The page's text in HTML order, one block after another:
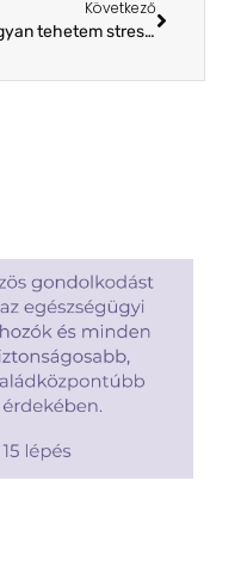
Következő
Hogyan tehetem stresszmentessé és örömtelivé koraszülött gyermekem étkezését?